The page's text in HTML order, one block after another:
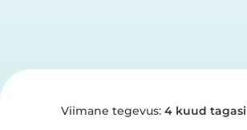
Viimane tegevus: 4 kuud tagasi